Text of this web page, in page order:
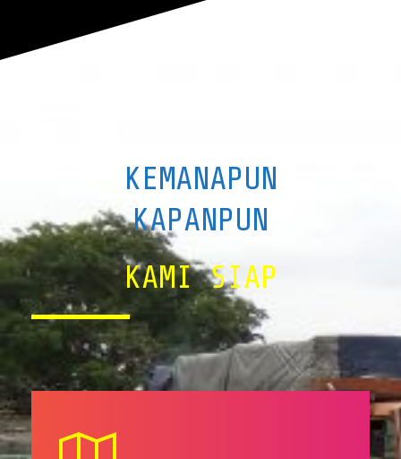
KEMANAPUN
KAPANPUN
KAMI SIAP